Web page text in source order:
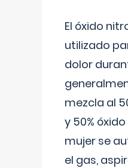
El óxido
utilizado
dolor
mezcla al
y 50%
mujer se
el gas,